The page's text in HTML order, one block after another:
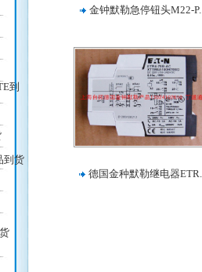
到
到货
金钟默勒急停钮头M22-
德国金种默勒继电器